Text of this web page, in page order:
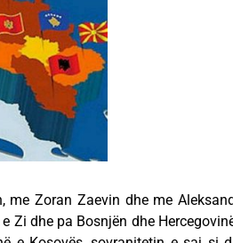
me Zoran Zaevin dhe me
Zi dhe pa Bosnjën dhe